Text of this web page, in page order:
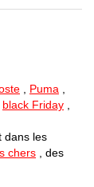
Puma
black Friday
dans les
chers , des